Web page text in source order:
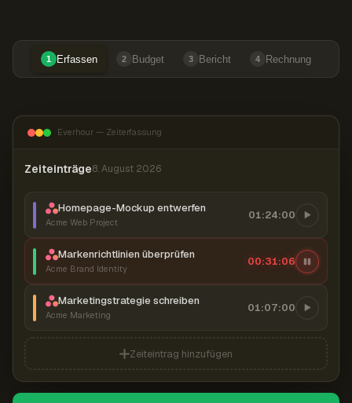
1 Erfassen 2 Budget 3 Bericht 4 Rechnung
Everhour — Zeiterfassung
Zeiteinträge8. August 2026
Homepage-Mockup entwerfen
Acme Web Project
01:24:00
Markenrichtlinien überprüfen
Acme Brand Identity
00:31:06
Marketingstrategie schreiben
Acme Marketing
01:07:00
Zeiteintrag hinzufügen